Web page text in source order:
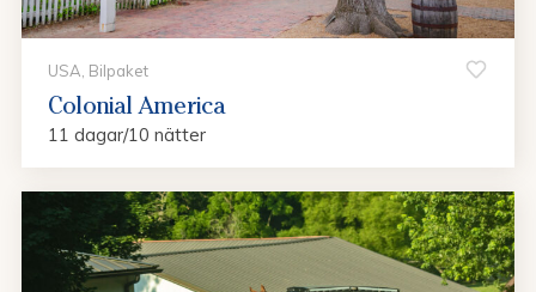
USA, Bilpaket
Colonial America
11 dagar/10 nätter